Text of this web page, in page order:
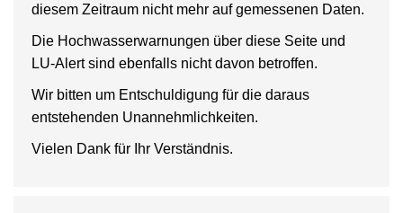
diesem Zeitraum nicht mehr auf gemessenen Daten.
Die Hochwasserwarnungen über diese Seite und
LU-Alert sind ebenfalls nicht davon betroffen.
Wir bitten um Entschuldigung für die daraus
entstehenden Unannehmlichkeiten.
Vielen Dank für Ihr Verständnis.